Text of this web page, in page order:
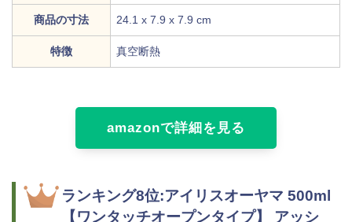
商品の寸法 24.1 x 7.9 x 7.9 cm
特徴 真空断熱
amazonで詳細を見る
ランキング8位:アイリスオーヤマ 500ml
【ワンタッチオープンタイプ】 アッシ